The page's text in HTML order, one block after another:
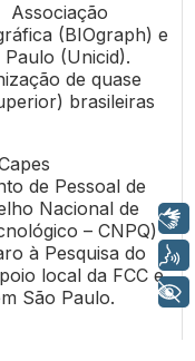
Associação
(BIOgraph) e
Paulo (Unicid).
de quase
brasileiras
de Pessoal de
Nacional de
– CNPQ)
à Pesquisa do
local da FCC e
São Paulo.
Libras
Voz
+ Acessibilidade